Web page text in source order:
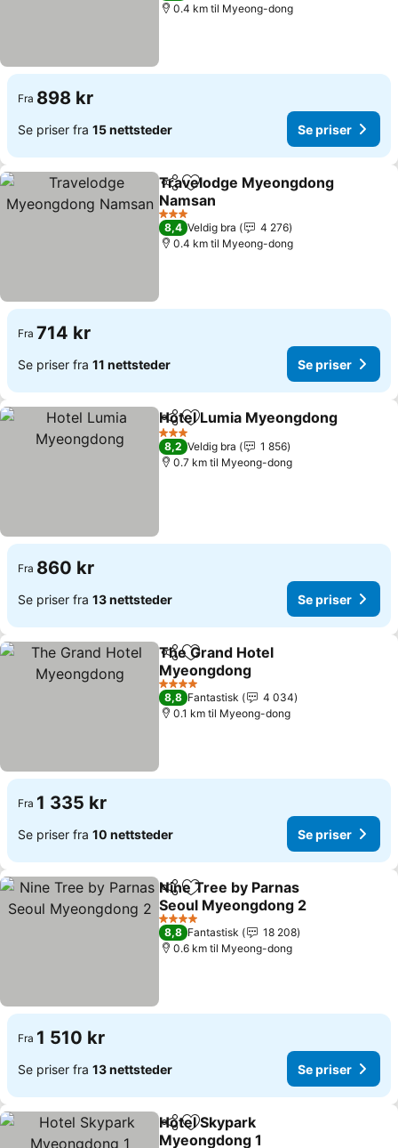
0.4 km til Myeong-dong
Fra 898 kr
Se priser fra 15 nettsteder Se priser
Del Legg til i favoritter
Travelodge Myeongdong
Namsan
Se priser
3 Stjerner
8,4 Veldig bra
4 276
0.4 km til Myeong-dong
Fra 714 kr
Se priser fra 11 nettsteder Se priser
Del Legg til i favoritter
Hotel Lumia Myeongdong
3 Stjerner
8,2 Veldig bra
1 856
0.7 km til Myeong-dong
Fra 860 kr
Se priser fra 13 nettsteder Se priser
Del Legg til i favoritter
The Grand Hotel
Myeongdong
Se priser
4 Stjerner
8,8 Fantastisk
4 034
0.1 km til Myeong-dong
Fra 1 335 kr
Se priser fra 10 nettsteder Se priser
Del Legg til i favoritter
Nine Tree by Parnas
Seoul Myeongdong 2
Se priser
4 Stjerner
8,8 Fantastisk
18 208
0.6 km til Myeong-dong
Fra 1 510 kr
Se priser fra 13 nettsteder Se priser
Del Legg til i favoritter
Hotel Skypark
Myeongdong 1